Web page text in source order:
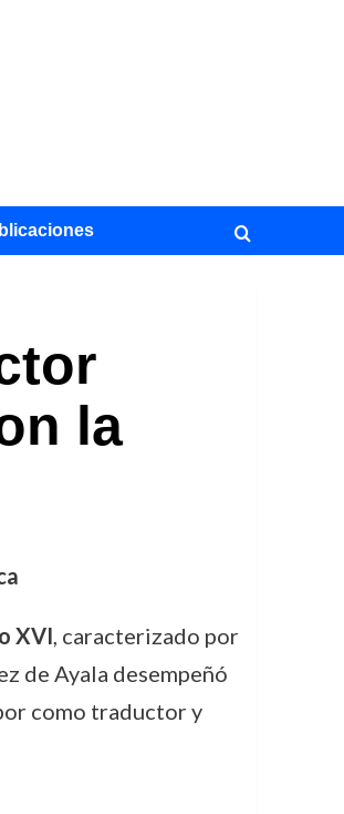
la
XVI, caracterizado por
de Ayala desempeñó
como traductor y